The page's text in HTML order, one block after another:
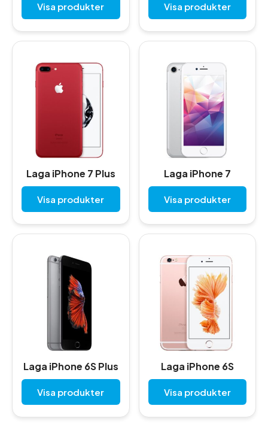
Visa produkter Visa produkter
Laga iPhone 7 Plus
Visa produkter
Laga iPhone 7
Visa produkter
Laga iPhone 6S Plus
Visa produkter
Laga iPhone 6S
Visa produkter